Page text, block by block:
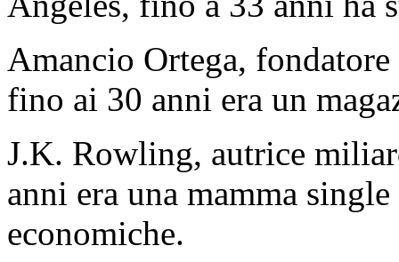
Amancio Ortega,
fino ai 30 anni era un
J.K. Rowling, autrice
anni era una mamma
economiche.